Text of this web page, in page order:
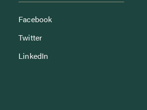
Facebook
Twitter
LinkedIn